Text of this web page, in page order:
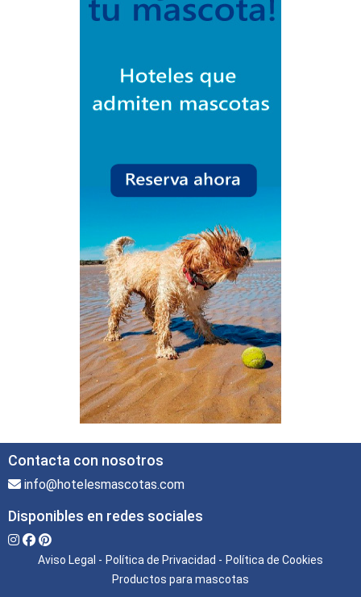
Contacta con nosotros
info@hotelesmascotas.com
Disponibles en redes sociales
Aviso Legal - Política de Privacidad - Política de Cookies
Productos para mascotas